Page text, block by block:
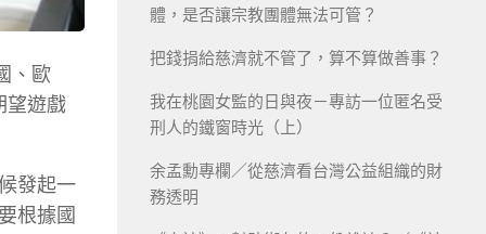
、歐
望遊戲
發起一
根據國
體，是否讓宗教團體無法可管？
把錢捐給慈濟就不管了，算不算做善事？
我在桃園女監的日與夜－專訪一位匿名受
刑人的鐵窗時光（上）
余孟勳專欄／從慈濟看台灣公益組織的財
務透明